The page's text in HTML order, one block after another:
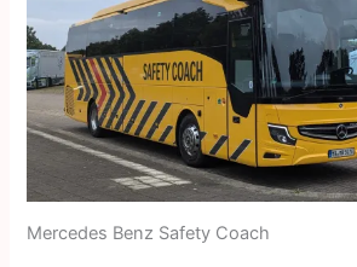
Mercedes Benz Safety Coach